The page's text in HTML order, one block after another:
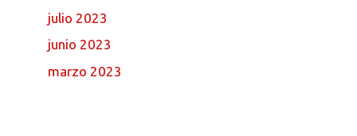
julio 2023
junio 2023
marzo 2023